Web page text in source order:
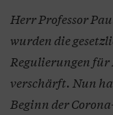
Herr Professor
wurden die
Regulierungen
verschärft. Nun
Beginn der